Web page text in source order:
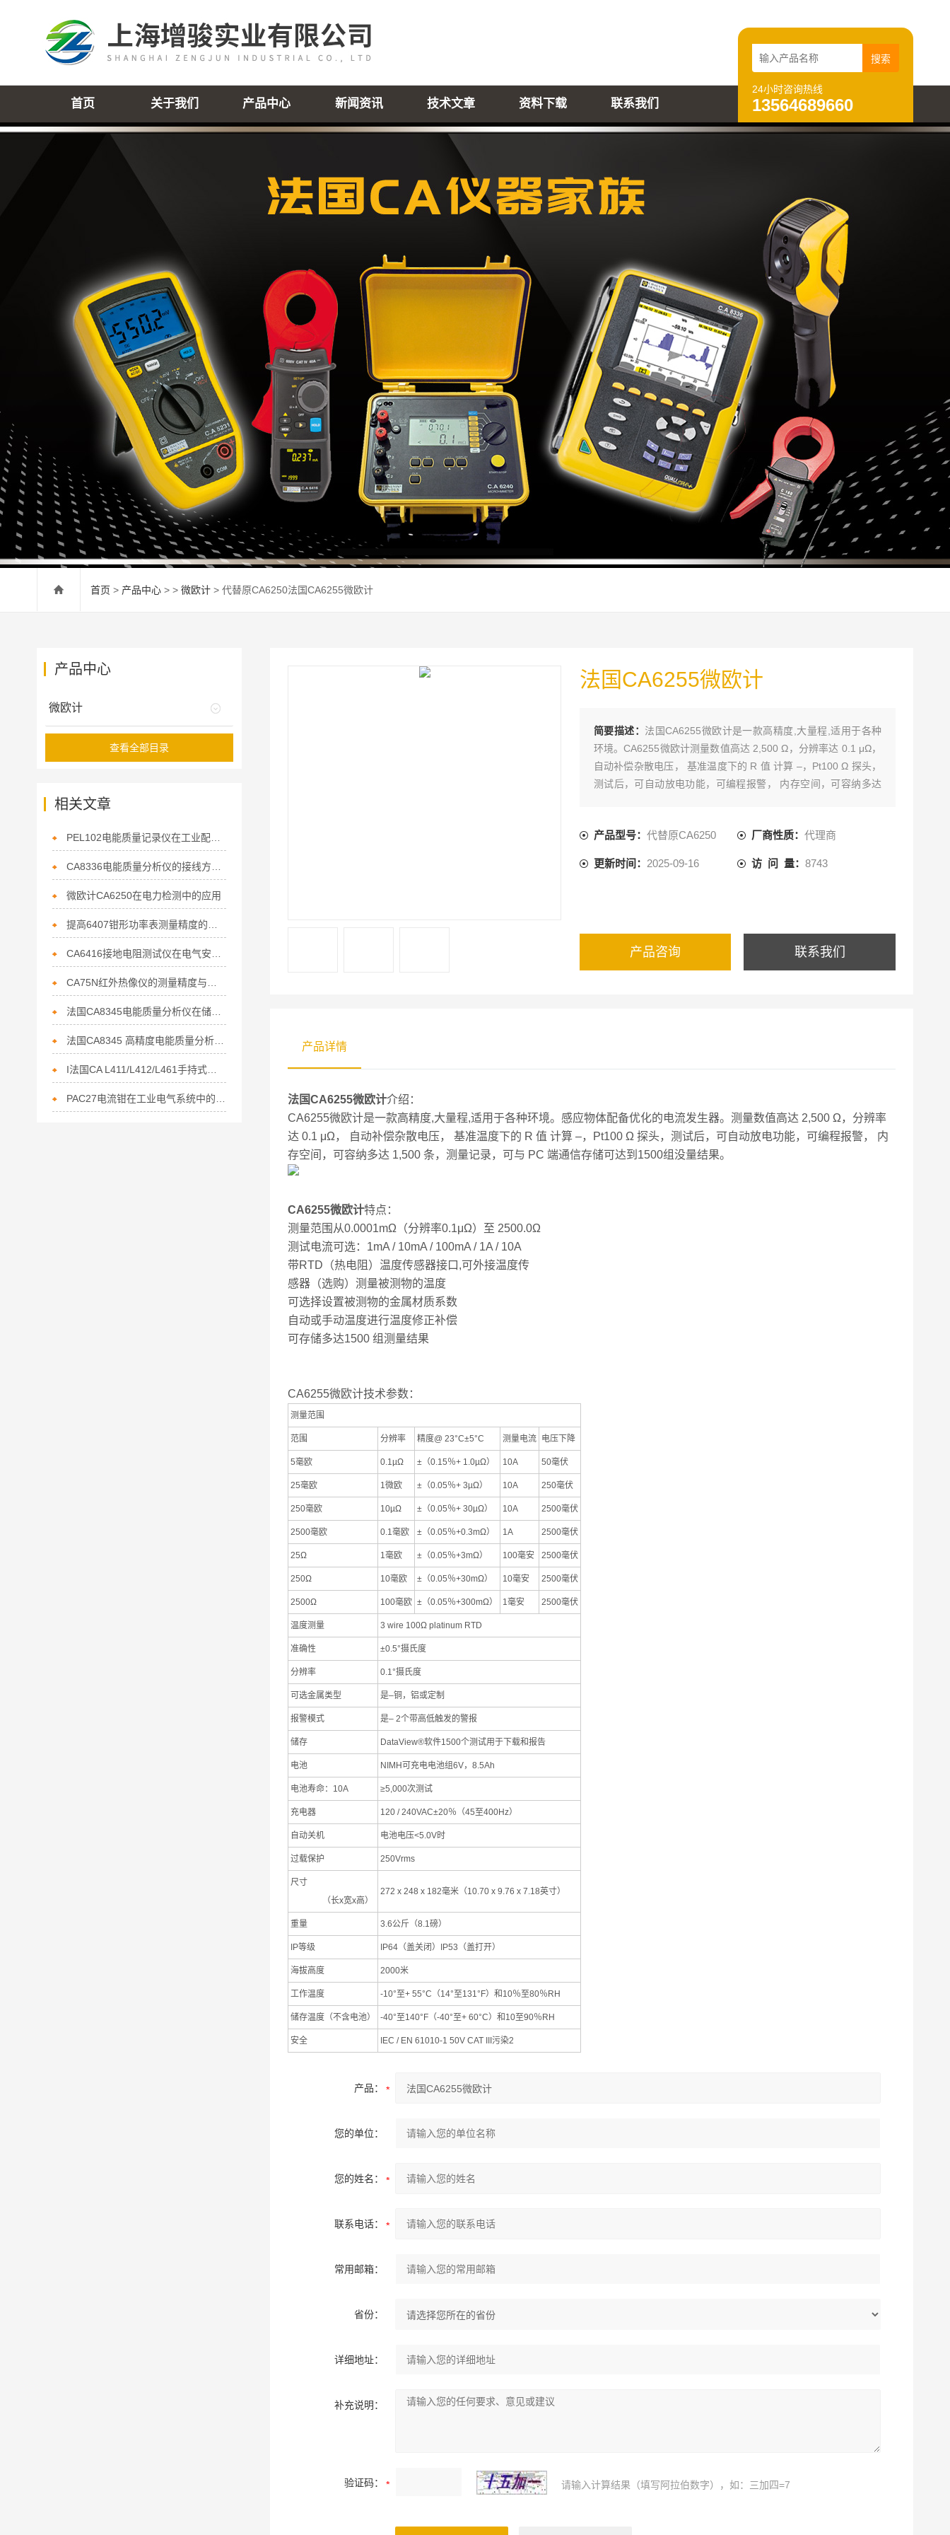
24小时咨询热线
13564689660
首页 关于我们 产品中心 新闻资讯 技术文章 资料下载 联系我们
首页 > 产品中心 > > 微欧计 > 代替原CA6250法国CA6255微欧计
法国CA6255微欧计
简要描述： 法国CA6255微欧计是一款高精度,大量程,适用于各种
环境。CA6255微欧计测量数值高达 2,500 Ω，分辨率达 0.1 μΩ，
自动补偿杂散电压， 基准温度下的 R 值 计算 –，Pt100 Ω 探头，
测试后，可自动放电功能，可编程报警， 内存空间，可容纳多达
产品型号： 代替原CA6250 厂商性质：代理商
更新时间： 2025-09-16 访 问 量：8743
产品咨询 联系我们
产品详情
法国CA6255微欧计介绍：
CA6255微欧计是一款高精度,大量程,适用于各种环境。感应物体配备优化的电流发生器。测量数值高达 2,500 Ω，分辨率
达 0.1 μΩ， 自动补偿杂散电压， 基准温度下的 R 值 计算 –，Pt100 Ω 探头，测试后，可自动放电功能，可编程报警， 内
存空间，可容纳多达 1,500 条，测量记录，可与 PC 端通信存储可达到1500组没量结果。
CA6255微欧计特点：
测量范围从0.0001mΩ（分辨率0.1μΩ）至 2500.0Ω
测试电流可选：1mA / 10mA / 100mA / 1A / 10A
带RTD（热电阻）温度传感器接口,可外接温度传
感器（选购）测量被测物的温度
可选择设置被测物的金属材质系数
自动或手动温度进行温度修正补偿
可存储多达1500 组测量结果
CA6255微欧计技术参数：
测量范围
范围 分辨率 精度@ 23°C±5°C 测量电流 电压下降
5毫欧 0.1µΩ ±（0.15％+ 1.0µΩ） 10A 50毫伏
25毫欧 1微欧 ±（0.05％+ 3µΩ） 10A 250毫伏
250毫欧 10µΩ ±（0.05％+ 30µΩ） 10A 2500毫伏
2500毫欧 0.1毫欧 ±（0.05％+0.3mΩ） 1A 2500毫伏
25Ω 1毫欧 ±（0.05％+3mΩ） 100毫安 2500毫伏
250Ω 10毫欧 ±（0.05％+30mΩ） 10毫安 2500毫伏
2500Ω 100毫欧 ±（0.05％+300mΩ） 1毫安 2500毫伏
温度测量 3 wire 100Ω platinum RTD
准确性 ±0.5°摄氏度
分辨率 0.1°摄氏度
可选金属类型 是–铜，铝或定制
报警模式 是– 2个带高低触发的警报
储存 DataView®软件1500个测试用于下载和报告
电池 NIMH可充电电池组6V，8.5Ah
电池寿命：10A ≥5,000次测试
充电器 120 / 240VAC±20％（45至400Hz）
自动关机 电池电压<5.0V时
过载保护 250Vrms
尺寸
（长x宽x高）
272 x 248 x 182毫米（10.70 x 9.76 x 7.18英寸）
重量 3.6公斤（8.1磅）
IP等级 IP64（盖关闭）IP53（盖打开）
海拔高度 2000米
工作温度 -10°至+ 55°C（14°至131°F）和10％至80％RH
储存温度（不含电池） -40°至140°F（-40°至+ 60°C）和10至90％RH
安全 IEC / EN 61010-1 50V CAT III污染2
产品：
您的单位：
您的姓名：
联系电话：
常用邮箱：
省份：
详细地址：
补充说明：
验证码： 请输入计算结果（填写阿拉伯数字），如：三加四=7
产品中心
微欧计
查看全部目录
相关文章
微欧计CA6250在电力检测中的应用
法国CA8345电能质量分析仪在储能行业电能管理的核心利器
法国CA8345 高精度电能质量分析仪赋能节能行业的精准监测利器
I法国CA L411/L412/L461手持式数据记录仪上市通知